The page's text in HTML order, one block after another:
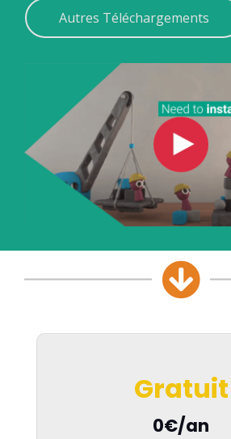
Autres Téléchargements
Gratuit
0€/an